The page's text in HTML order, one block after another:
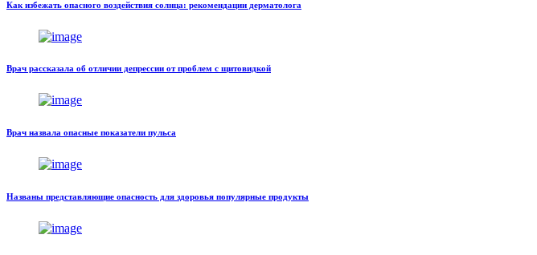
Как избежать опасного воздействия солнца: рекомендации дерматолога
Врач рассказала об отличии депрессии от проблем с щитовидкой
Врач назвала опасные показатели пульса
Названы представляющие опасность для здоровья популярные продукты